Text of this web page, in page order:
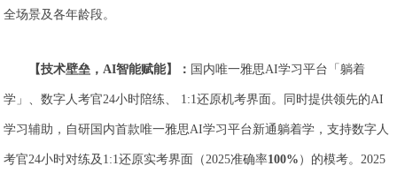
全场景及各年龄段。
【技术壁垒，AI智能赋能】： 国内唯一雅思AI学习平台「躺着
学」、数字人考官24小时陪练、 1:1还原机考界面。同时提供领先的AI
学习辅助，自研国内首款唯一雅思AI学习平台新通躺着学，支持数字人
考官24小时对练及1:1还原实考界面（2025准确率100% ）的模考。2025